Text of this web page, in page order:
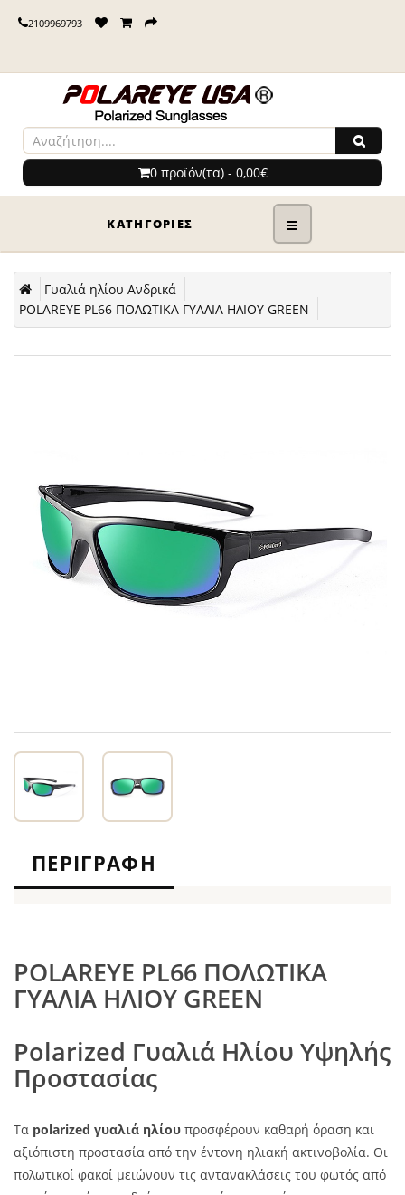
2109969793
0 προϊόν(τα) - 0,00€
ΚΑΤΗΓΟΡΊΕΣ
Γυαλιά ηλίου Ανδρικά
POLAREYE PL66 ΠΟΛΩΤΙΚΑ ΓΥΑΛΙΑ ΗΛΙΟΥ GREEN
ΠΕΡΙΓΡΑΦΉ
POLAREYE PL66 ΠΟΛΩΤΙΚΑ
ΓΥΑΛΙΑ ΗΛΙΟΥ GREEN
Polarized Γυαλιά Ηλίου Υψηλής
Προστασίας
Τα polarized γυαλιά ηλίου προσφέρουν καθαρή όραση και
αξιόπιστη προστασία από την έντονη ηλιακή ακτινοβολία. Οι
πολωτικοί φακοί μειώνουν τις αντανακλάσεις του φωτός από